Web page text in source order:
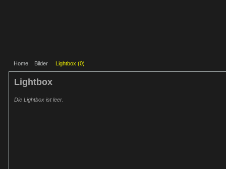
Home Bilder Lightbox (0)
Lightbox
Die Lightbox ist leer.